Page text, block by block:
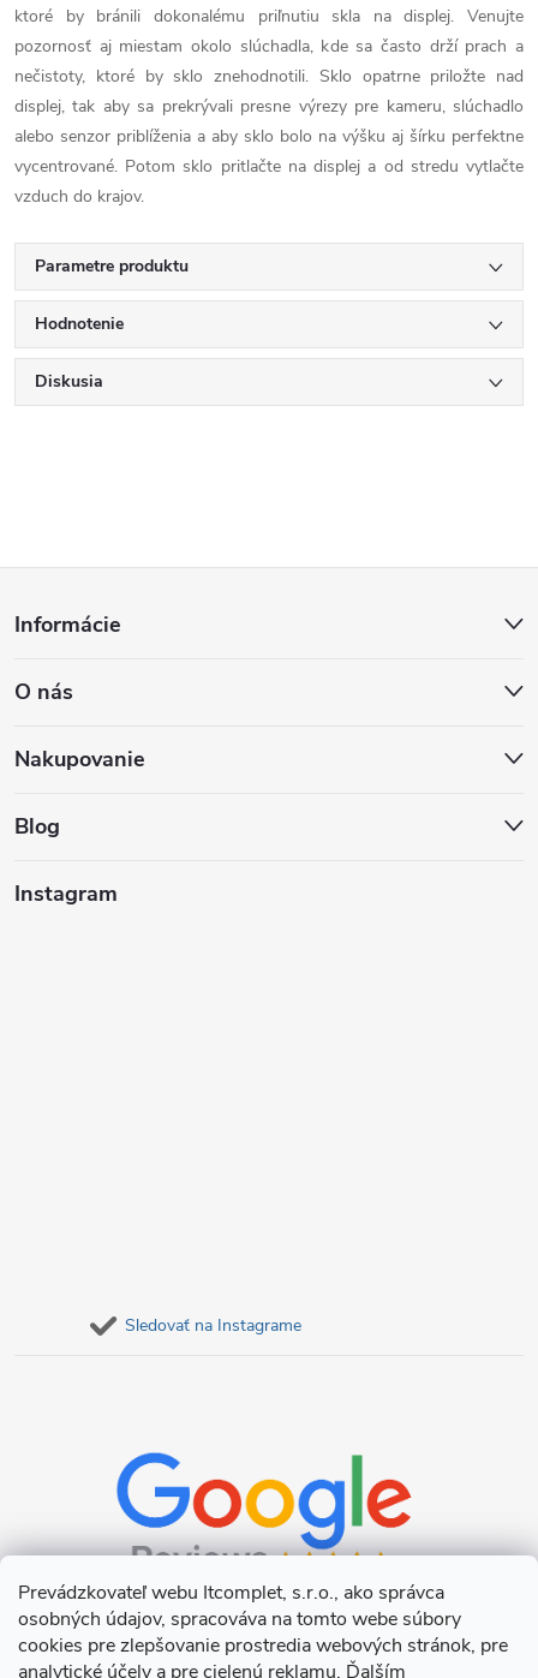
Prevádzkovateľ webu Itcomplet, s.r.o., ako správca
osobných údajov, spracováva na tomto webe súbory
cookies pre zlepšovanie prostredia webových stránok, pre
analytické účely a pre cielenú reklamu. Ďalším
ktoré by bránili dokonalému priľnutiu skla na displej. Venujte
pozornosť aj miestam okolo slúchadla, kde sa často drží prach a
nečistoty, ktoré by sklo znehodnotili. Sklo opatrne priložte nad
displej, tak aby sa prekrývali presne výrezy pre kameru, slúchadlo
alebo senzor priblíženia a aby sklo bolo na výšku aj šírku perfektne
vycentrované. Potom sklo pritlačte na displej a od stredu vytlačte
vzduch do krajov.
Parametre produktu
Hodnotenie
Diskusia
p
ä
Informácie
O nás
Nakupovanie
Blog
Instagram
Sledovať na Instagrame